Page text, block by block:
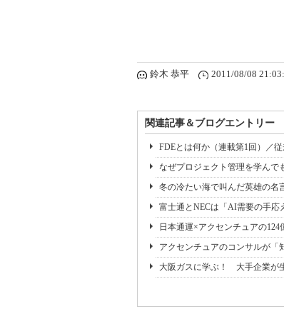
鈴木 恭平 2011/08/08
関連記事＆ブログエントリー
FDEとは何か（連載第1回）／
なぜプロジェクト管理を学んで
冬の冷たい海で叫んだ英雄の名
富士通とNECは「AI需要の手
日本通運×アクセンチュアの
アクセンチュアのコンサルが「
大阪ガスに学ぶ！ 大手企業が